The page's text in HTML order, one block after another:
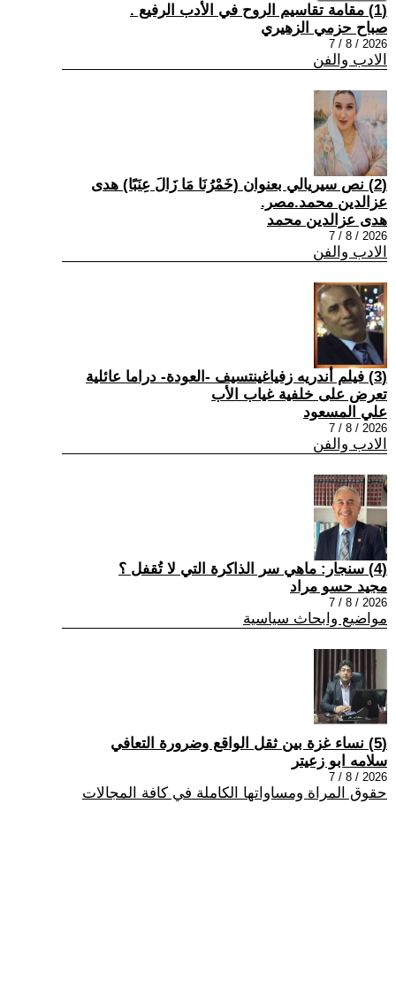
(1) مقامة تقاسيم الروح في الأدب الرفيع .
صباح حزمي الزهيري
2026 / 8 / 7
الادب والفن
(2) نص سيريالي بعنوان (خَمْرُنَا مَا زَالَ عِنَبًا) هدى
عزالدين محمد.مصر.
هدى عزالدين محمد
2026 / 8 / 7
الادب والفن
(3) فيلم أندريه زفياغينتسيف -العودة- دراما عائلية
تعرض على خلفية غياب الأب
علي المسعود
2026 / 8 / 7
الادب والفن
(4) سنجار: ماهي سر الذاكرة التي لا تُقفل ؟
مجيد حسو مراد
2026 / 8 / 7
مواضيع وابحاث سياسية
(5) نساء غزة بين ثقل الواقع وضرورة التعافي
سلامه ابو زعيتر
2026 / 8 / 7
حقوق المراة ومساواتها الكاملة في كافة المجالات